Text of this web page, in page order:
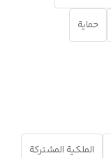
حماية
الملكية المشتركة